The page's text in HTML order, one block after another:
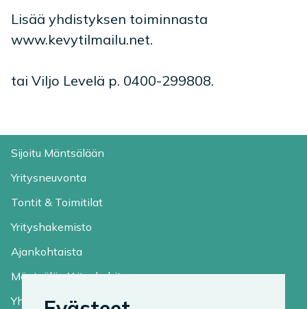
Lisää yhdistyksen toiminnasta
www.kevytilmailu.net.
tai Viljo Levelä p. 0400-299808.
Sijoitu Mäntsälään
Yritysneuvonta
Tontit & Toimitilat
Yrityshakemisto
Ajankohtaista
Mäntsälän Yrityskehitys
Yhteystiedot